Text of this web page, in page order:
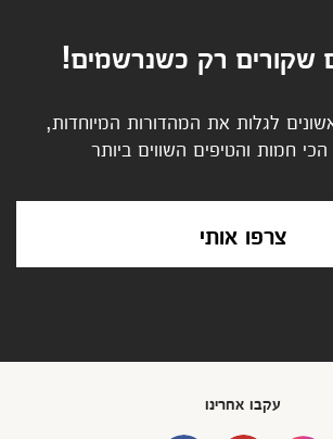
שקורים רק כשנרשמים!
לגלות את המהדורות המיוחדות,
חמות והטיפים השווים ביותר
צרפו אותי
עקבו אחרינו